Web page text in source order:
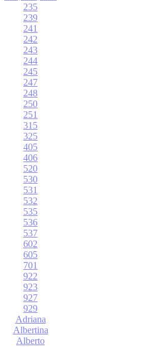
235
239
241
242
243
244
245
247
248
250
251
315
325
405
406
520
530
531
532
535
536
537
602
605
701
922
923
927
929
Adriana
Albertina
Alberto